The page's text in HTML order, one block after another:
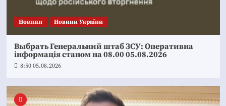
Новини Новини України
Выбрать Генеральний штаб ЗСУ: Оперативна
інформація станом на 08.00 05.08.2026
8:50 05.08.2026